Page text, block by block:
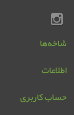
شاخه‌ها
اطلاعات
حساب کاربری